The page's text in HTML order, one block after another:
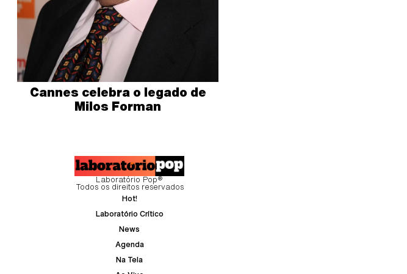
Cannes celebra o legado de
Milos Forman
Laboratório Pop®
Todos os direitos reservados
Hot!
Laboratório Crítico
News
Agenda
Na Tela